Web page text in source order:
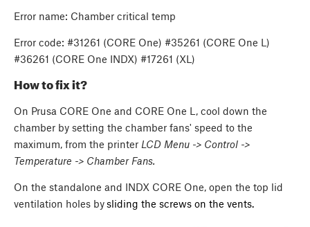
Error name: Chamber critical temp
Error code: #31261 (CORE One) #35261 (CORE One L)
#36261 (CORE One INDX) #17261 (XL)
How to fix it?
On Prusa CORE One and CORE One L, cool down the
chamber by setting the chamber fans' speed to the
maximum, from the printer LCD Menu -> Control ->
Temperature -> Chamber Fans.
On the standalone and INDX CORE One, open the top lid
ventilation holes bysliding the screws on the vents.